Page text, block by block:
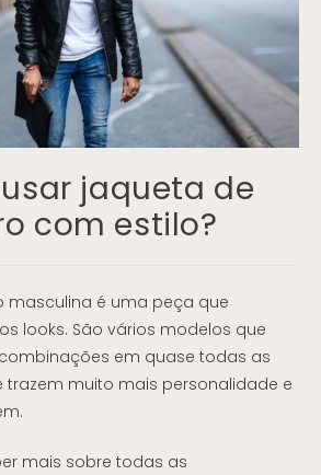
jaqueta de
com estilo?
masculina é uma peça que
looks. São vários modelos que
em quase todas as
trazem muito mais personalidade e
mais sobre todas as